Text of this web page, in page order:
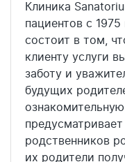
Клиника
пациентов с
состоит в том,
клиенту услуги
заботу и
будущих
родственников
их родители